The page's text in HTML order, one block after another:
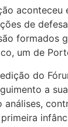
aconteceu
de
formados
um de
do
a